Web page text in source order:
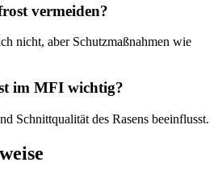
vermeiden?
nicht, aber Schutzmaßnahmen wie
im MFI wichtig?
Schnittqualität des Rasens beeinflusst.